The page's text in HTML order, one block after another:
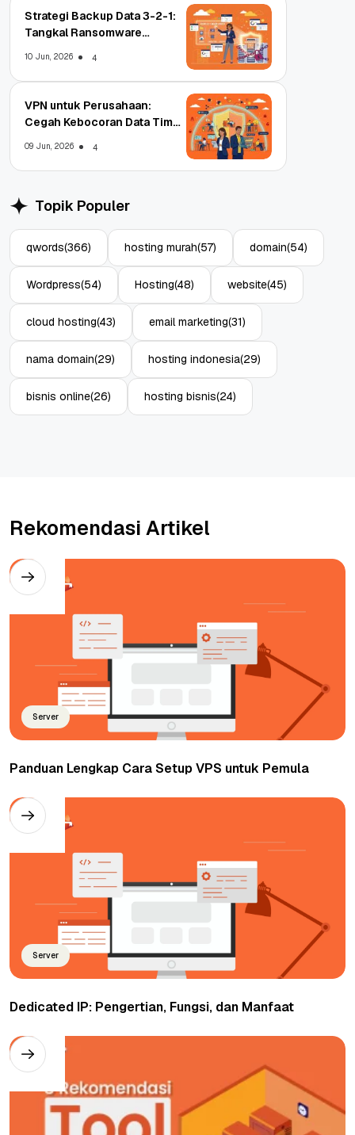
Strategi Backup Data 3-2-1:
Tangkal Ransomware
10 Jun, 2026 4
VPN untuk Perusahaan:
Cegah Kebocoran Data Tim
09 Jun, 2026 4
Topik Populer
qwords(366) hosting murah(57) domain(54)
Wordpress(54) Hosting(48) website(45)
cloud hosting(43) email marketing(31)
nama domain(29) hosting indonesia(29)
bisnis online(26) hosting bisnis(24)
Rekomendasi Artikel
Server
Panduan Lengkap Cara Setup VPS untuk Pemula
Server
Dedicated IP: Pengertian, Fungsi, dan Manfaat